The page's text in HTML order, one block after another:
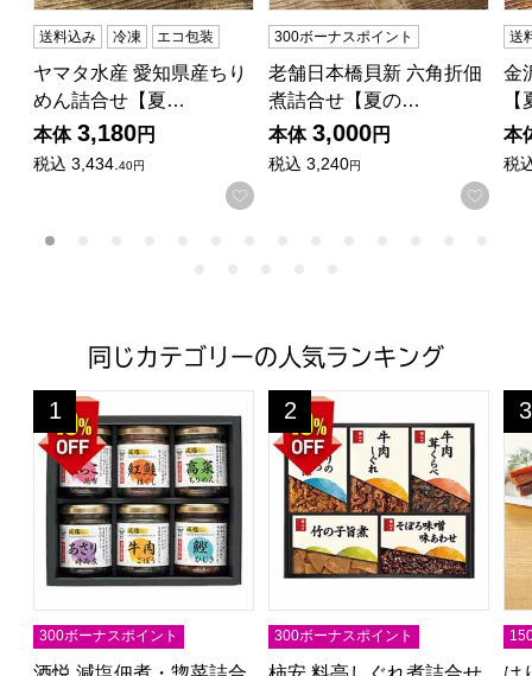
送料込み 冷凍 エコ包装
ヤマタ水産 愛知県産ちり
めん詰合せ【夏…
本体 3,180円
税込 3,434.40円
お気に入りに登録する
300ボーナスポイント
老舗日本橋貝新 六角折佃
煮詰合せ【夏の…
本体 3,000円
税込 3,240円
お気
送
金
本
税
同じカテゴリーの人気ランキング
酒悦 減塩佃煮・惣菜詰合せ瓶詰【夏の贈りもの・お中元
1
位
300ボーナスポイント
柿安 料亭しぐれ煮詰合せ【
2
位
300ボーナスポイント
3
位